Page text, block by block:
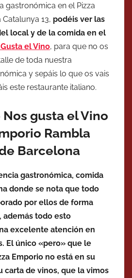
gastronómica en el Pizza
13, podéis ver las
local y de la comida en el
el Vino, para que no os
de toda nuestra
y sepáis lo que os vais
este restaurante italiano.
gusta el Vino
Rambla
Barcelona
gastronómica, comida
donde se nota que todo
por ellos de forma
además todo esto
excelente atención en
El único «pero» que le
Emporio no está en su
carta de vinos, que la vimos